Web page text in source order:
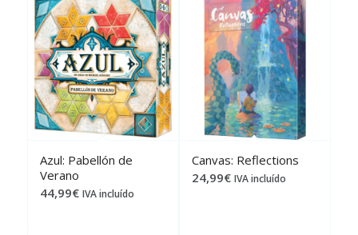
Azul: Pabellón de
Verano
44,99€ IVA incluído
Canvas: Reflections
24,99€ IVA incluído